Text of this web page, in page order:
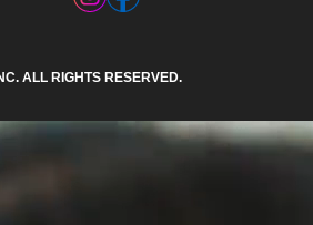
ALL RIGHTS RESERVED.